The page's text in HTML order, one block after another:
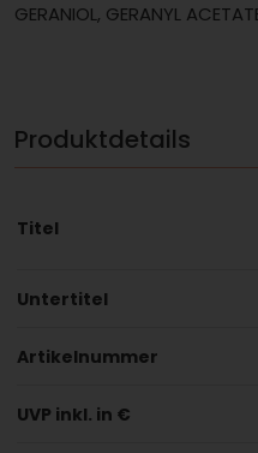
GERANIOL, GERANYL
Produktdetails
Titel
Untertitel
Artikelnummer
UVP inkl. in €